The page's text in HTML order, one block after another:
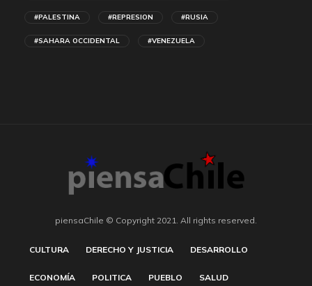
#PALESTINA #REPRESION #RUSIA
#SAHARA OCCIDENTAL #VENEZUELA
piensaChile © Copyright 2021. All rights reserved.
CULTURA DERECHO Y JUSTICIA DESARROLLO
ECONOMÍA POLITICA PUEBLO SALUD